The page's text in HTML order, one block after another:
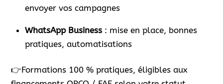
envoyer vos campagnes
WhatsApp Business: mise en place, bonnes
pratiques, automatisations
👉Formations 100 % pratiques, éligibles aux